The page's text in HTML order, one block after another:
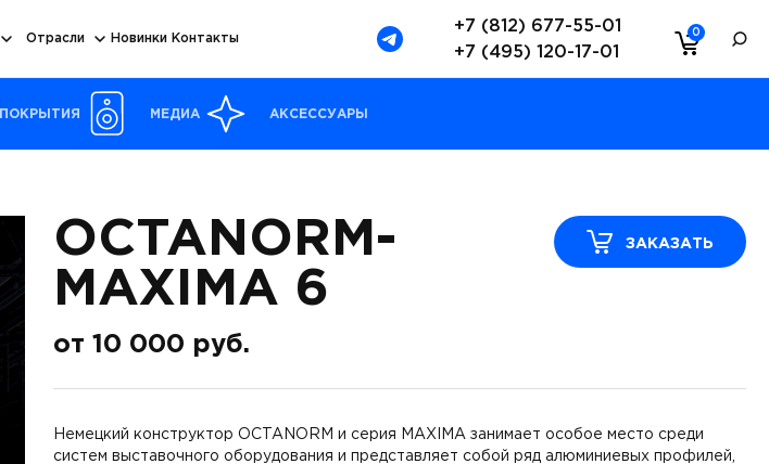
0
+7 (812) 677-55-01
+7 (495) 120-17-01
Отрасли Новинки Контакты
ПОКРЫТИЯ МЕДИА АКСЕССУАРЫ
OCTANORM-
MAXIMA 6
от 10 000 руб.
ЗАКАЗАТЬ
Немецкий конструктор OCTANORM и серия MAXIMA занимает особое место среди
систем выставочного оборудования и представляет собой ряд алюминиевых профилей,